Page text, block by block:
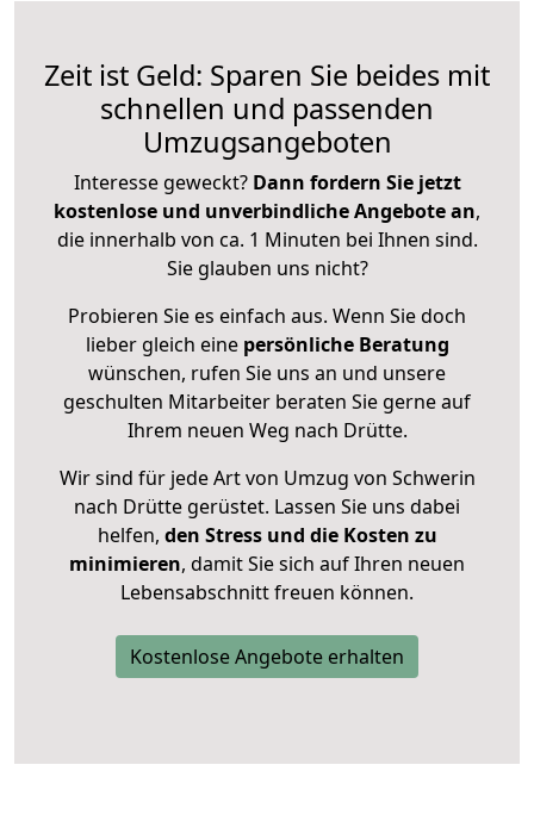
Zeit ist Geld: Sparen Sie beides mit
schnellen und passenden
Umzugsangeboten
Interesse geweckt? Dann fordern Sie jetzt
kostenlose und unverbindliche Angebote an,
die innerhalb von ca. 1 Minuten bei Ihnen sind.
Sie glauben uns nicht?
Probieren Sie es einfach aus. Wenn Sie doch
lieber gleich eine persönliche Beratung
wünschen, rufen Sie uns an und unsere
geschulten Mitarbeiter beraten Sie gerne auf
Ihrem neuen Weg nach Drütte.
Wir sind für jede Art von Umzug von Schwerin
nach Drütte gerüstet. Lassen Sie uns dabei
helfen, den Stress und die Kosten zu
minimieren, damit Sie sich auf Ihren neuen
Lebensabschnitt freuen können.
Kostenlose Angebote erhalten